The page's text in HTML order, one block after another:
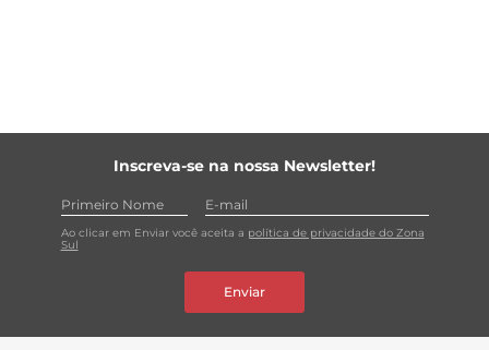
Inscreva-se na nossa Newsletter!
Ao clicar em Enviar você aceita a política de privacidade do Zona
Sul
Enviar